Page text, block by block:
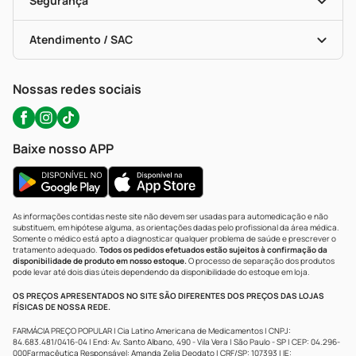
Troca E Devolução
Bulas De A A Z
Políticas De Marketplace
Testes Rápidos
Autoteste Covid-19
Certificado De Segurança
Portal Da Privacidade
Atendimento / SAC
WhatsApp (47) 9202-1687
Nossas redes sociais
Baixe nosso APP
As informações contidas neste site não devem ser usadas para automedicação e não
substituem, em hipótese alguma, as orientações dadas pelo profissional da área médica.
Somente o médico está apto a diagnosticar qualquer problema de saúde e prescrever o
tratamento adequado. Todos os pedidos efetuados estão sujeitos à confirmação da
disponibilidade de produto em nosso estoque.O processo de separação dos produtos
pode levar até dois dias úteis dependendo da disponibilidade do estoque em loja.
OS PREÇOS APRESENTADOS NO SITE SÃO DIFERENTES DOS PREÇOS DAS LOJAS
FÍSICAS DE NOSSA REDE.
FARMÁCIA PREÇO POPULAR | Cia Latino Americana de Medicamentos | CNPJ:
84.683.481/0416-04 | End: Av. Santo Albano, 490 - Vila Vera | São Paulo - SP | CEP: 04.296-
000Farmacêutica Responsável: Amanda Zelia Deodato | CRF/SP: 107393 | IE: